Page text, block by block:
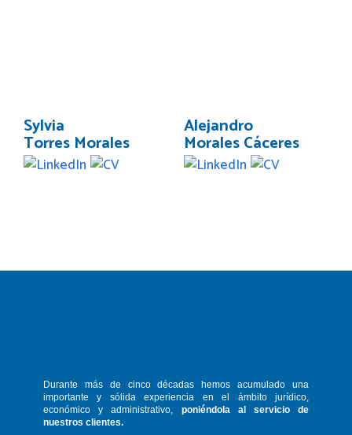
Sylvia
Torres Morales
Alejandro
Morales Cáceres
Durante más de cinco décadas hemosacumulado una
importante y sólidaexperiencia en el ámbito jurídico,
económico y administrativo, poniéndola al servicio de
nuestros clientes.